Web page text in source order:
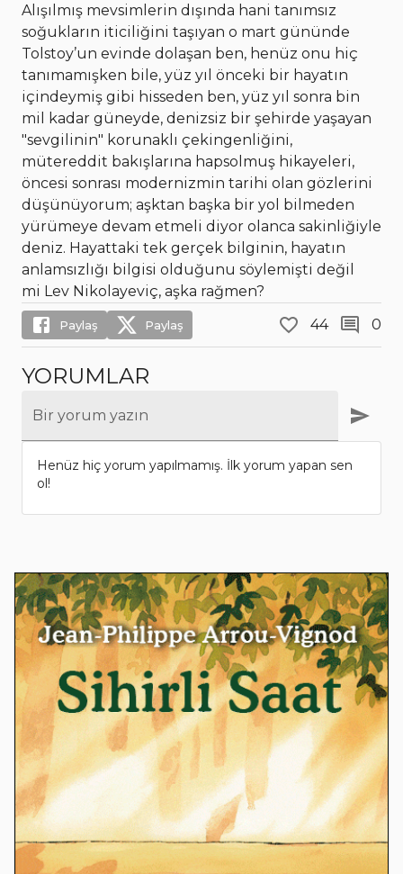
Alışılmış mevsimlerin dışında hani tanımsız
soğukların iticiliğini taşıyan o mart gününde
Tolstoy’un evinde dolaşan ben, henüz onu hiç
tanımamışken bile, yüz yıl önceki bir hayatın
içindeymiş gibi hisseden ben, yüz yıl sonra bin
mil kadar güneyde, denizsiz bir şehirde yaşayan
"sevgilinin" korunaklı çekingenliğini,
mütereddit bakışlarına hapsolmuş hikayeleri,
öncesi sonrası modernizmin tarihi olan gözlerini
düşünüyorum; aşktan başka bir yol bilmeden
yürümeye devam etmeli diyor olanca sakinliğiyle
deniz. Hayattaki tek gerçek bilginin, hayatın
anlamsızlığı bilgisi olduğunu söylemişti değil
mi Lev Nikolayeviç, aşka rağmen?
Paylaş Paylaş 44 0
YORUMLAR
Bir yorum yazın
Henüz hiç yorum yapılmamış. İlk yorum yapan sen
ol!